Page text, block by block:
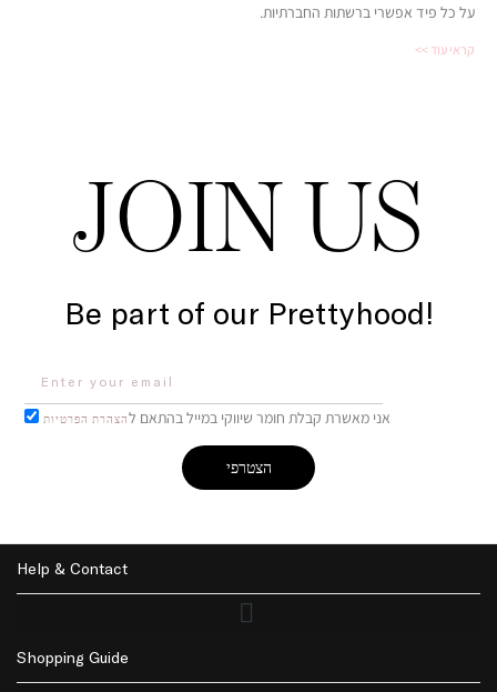
על כל פיד אפשרי ברשתות החברתיות.
קראי עוד >>
JOIN US
Be part of our Prettyhood!
אני מאשרת קבלת חומר שיווקי במייל בהתאם להצהרת הפרטיות
הצטרפי
Help & Contact
Shopping Guide